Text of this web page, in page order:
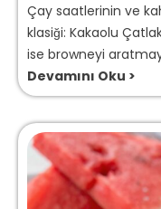
Çay saatlerinin ve
klasiği: Kakaolu
ise browneyi
Devamını Oku >